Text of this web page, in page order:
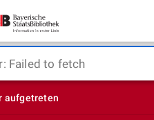
Failed to fetch
aufgetreten